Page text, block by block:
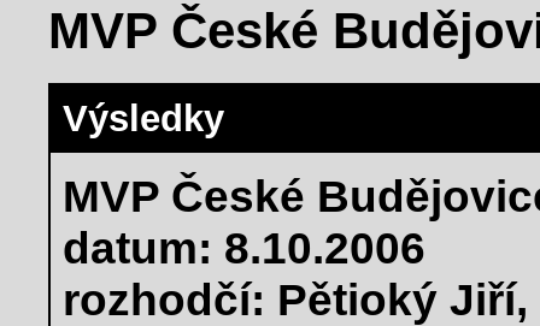
MVP České
Výsledky
MVP České
datum: 8.10.2006
rozhodčí: Pětioký Jiří,